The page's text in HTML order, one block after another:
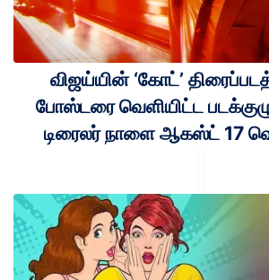
விஜய்யின் ‘கோட்’
போஸ்டரை வெளியிட்ட
டிரைலர் நாளை ஆகஸ்ட் 17